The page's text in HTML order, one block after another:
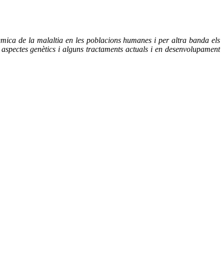
de la malaltia en les poblacions humanes i per altra banda els
genètics i alguns tractaments actuals i en desenvolupament